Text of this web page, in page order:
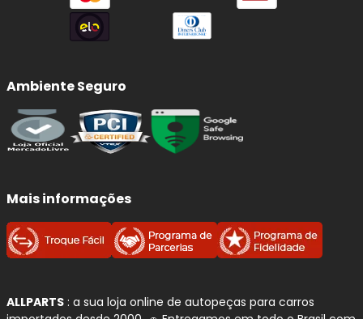
Ambiente Seguro
Mais informações
ALLPARTS : a sua loja online de autopeças para carros